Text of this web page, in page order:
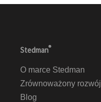
Stedman®
O marce Stedman
Zrównoważony rozwój
Blog